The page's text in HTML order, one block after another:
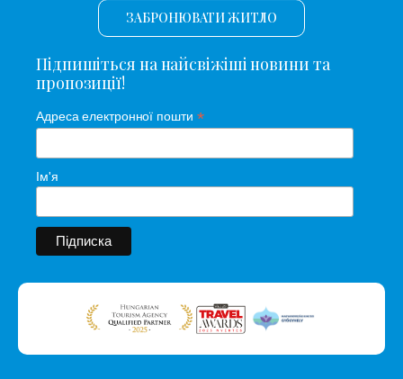
ЗАБРОНЮВАТИ ЖИТЛО
Підпишіться на найсвіжіші новини та
пропозиції!
Адреса електронної пошти *
Ім'я